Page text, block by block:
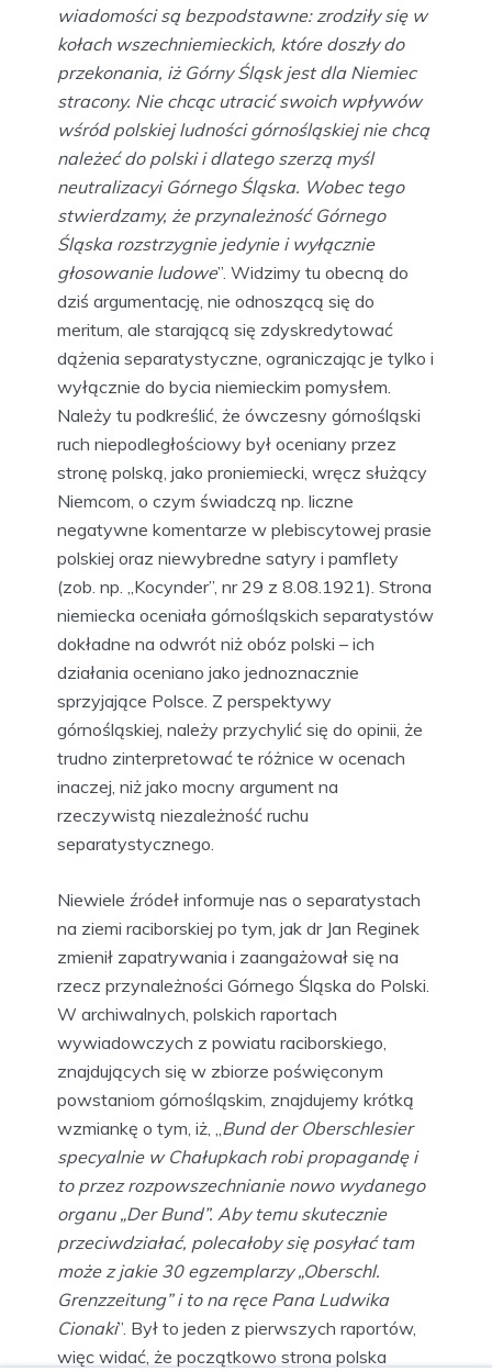
wiadomości są bezpodstawne: zrodziły się w
kołach wszechniemieckich, które doszły do
przekonania, iż Górny Śląsk jest dla Niemiec
stracony. Nie chcąc utracić swoich wpływów
wśród polskiej ludności górnośląskiej nie chcą
należeć do polski i dlatego szerzą myśl
neutralizacyi Górnego Śląska. Wobec tego
stwierdzamy, że przynależność Górnego
Śląska rozstrzygnie jedynie i wyłącznie
głosowanie ludowe”. Widzimy tu obecną do
dziś argumentację, nie odnoszącą się do
meritum, ale starającą się zdyskredytować
dążenia separatystyczne, ograniczając je tylko i
wyłącznie do bycia niemieckim pomysłem.
Należy tu podkreślić, że ówczesny górnośląski
ruch niepodległościowy był oceniany przez
stronę polską, jako proniemiecki, wręcz służący
Niemcom, o czym świadczą np. liczne
negatywne komentarze w plebiscytowej prasie
polskiej oraz niewybredne satyry i pamflety
(zob. np. „Kocynder”, nr 29 z 8.08.1921). Strona
niemiecka oceniała górnośląskich separatystów
dokładne na odwrót niż obóz polski – ich
działania oceniano jako jednoznacznie
sprzyjające Polsce. Z perspektywy
górnośląskiej, należy przychylić się do opinii, że
trudno zinterpretować te różnice w ocenach
inaczej, niż jako mocny argument na
rzeczywistą niezależność ruchu
separatystycznego.
Niewiele źródeł informuje nas o separatystach
na ziemi raciborskiej po tym, jak dr Jan Reginek
zmienił zapatrywania i zaangażował się na
rzecz przynależności Górnego Śląska do Polski.
W archiwalnych, polskich raportach
wywiadowczych z powiatu raciborskiego,
znajdujących się w zbiorze poświęconym
powstaniom górnośląskim, znajdujemy krótką
wzmiankę o tym, iż, „Bund der Oberschlesier
specyalnie w Chałupkach robi propagandę i
to przez rozpowszechnianie nowo wydanego
organu „Der Bund”. Aby temu skutecznie
przeciwdziałać, polecałoby się posyłać tam
może z jakie 30 egzemplarzy „Oberschl.
Grenzzeitung” i to na ręce Pana Ludwika
Cionaki”. Był to jeden z pierwszych raportów,
więc widać, że początkowo strona polska